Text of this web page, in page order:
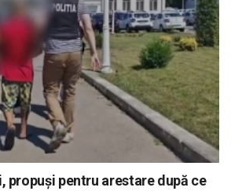
propuși pentru arestare după ce